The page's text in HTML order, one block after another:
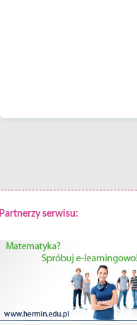
Partnerzy serwisu: